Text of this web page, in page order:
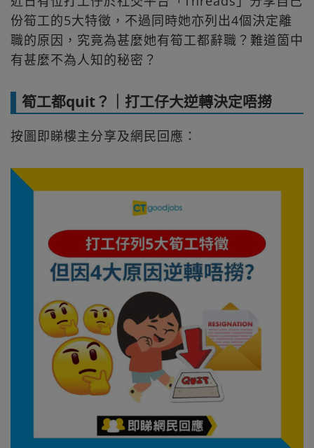
份筍工的5大特徵，不過同時她亦列出4個決定離
職的原因，究竟為甚麼她有筍工都辭職？難道箇中
有甚麼不為人知的秘密？
筍工都quit？｜打工仔大逆轉決定唔撈
按圖即睇樓主分享及網民回應：